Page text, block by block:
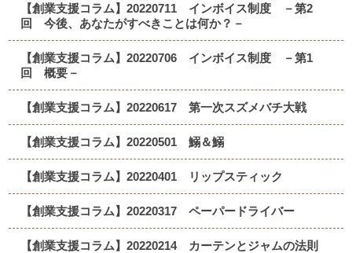
【創業支援コラム】20220711 インボイス制度 －第2
回 今後、あなたがすべきことは何か？－
【創業支援コラム】20220706 インボイス制度 －第1
回 概要－
【創業支援コラム】20220617 第一次スズメバチ大戦
【創業支援コラム】20220501 鰯＆鰯
【創業支援コラム】20220401 リップスティック
【創業支援コラム】20220317 ペーパードライバー
【創業支援コラム】20220214 カーテンとジャムの法則